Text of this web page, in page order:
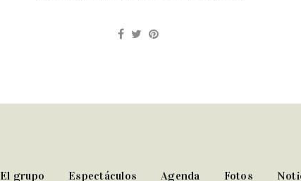
El grupo Espectáculos Agenda Fotos